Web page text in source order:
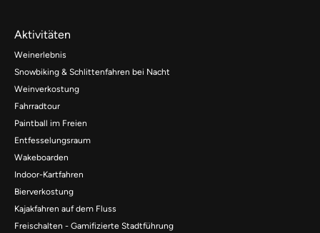
Aktivitäten
Weinerlebnis
Snowbiking & Schlittenfahren bei Nacht
Weinverkostung
Fahrradtour
Paintball im Freien
Entfesselungsraum
Wakeboarden
Indoor-Kartfahren
Bierverkostung
Kajakfahren auf dem Fluss
Freischalten - Gamifizierte Stadtführung